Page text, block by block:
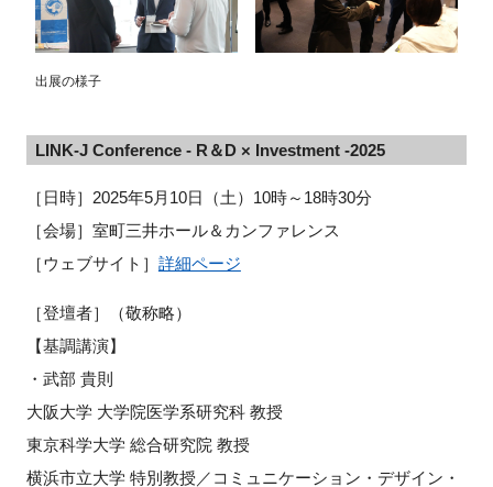
出展の様子
LINK-J Conference - R＆D × Investment -2025
［日時］ 2025年5月10日（土） 10時～ 18時30分
［会場］室町三井ホール＆カンファレンス
［ウェブサイト］ 詳細ページ
［登壇者］（敬称略）
【基調講演】
・武部 貴則
大阪大学 大学院医学系研究科 教授
東京科学大学 総合研究院 教授
横浜市立大学 特別教授／コミュニケーション・デザイン・